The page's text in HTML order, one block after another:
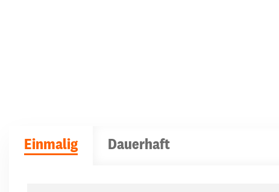
Einmalig Dauerhaft